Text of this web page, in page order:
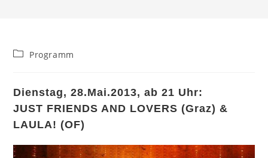
Beitrags-
Programm
Dienstag, 28.Mai.2013, ab 21 Uhr:
JUST FRIENDS AND LOVERS (Graz) &
LAULA! (OF)